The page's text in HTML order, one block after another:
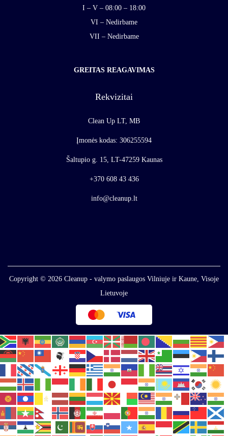
I – V – 08:00 – 18:00
VI – Nedirbame
VII – Nedirbame
GREITAS REAGAVIMAS
Rekvizitai
Clean Up LT, MB
Įmonės kodas: 306255594
Šaltupio g. 15, LT-47259 Kaunas
+370 608 43 436
info@cleanup.lt
Copyright © 2026 Cleanup - valymo paslaugos Vilniuje ir Kaune, Visoje
Lietuvoje